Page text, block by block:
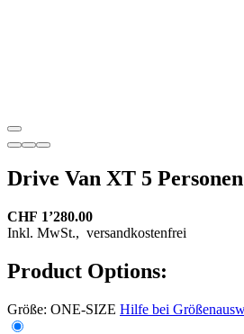
Drive Van XT 5
CHF 1’280.00
Inkl. MwSt., versandkostenfrei
Product Options:
Größe: ONE-SIZE Hilfe bei